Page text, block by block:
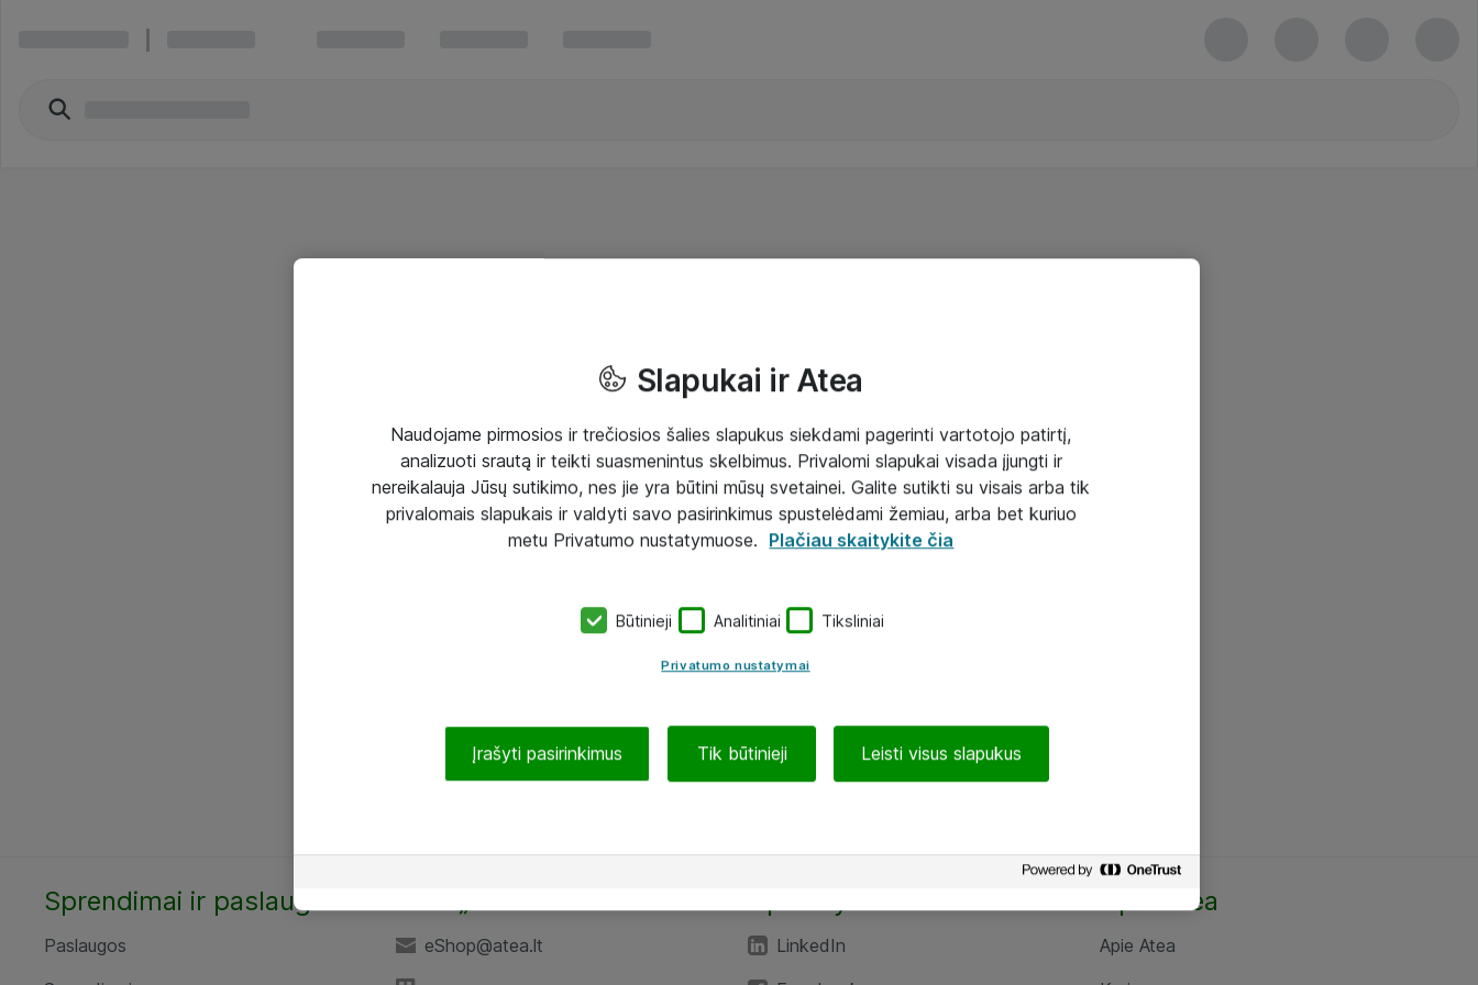
Sprendimai ir paslaugos
Paslaugos
eShop@atea.lt
LinkedIn
Apie Atea
Apie Atea
Slapukai ir Atea
Naudojame pirmosios ir trečiosios šalies slapukus siekdami pagerinti vartotojo patirtį,
analizuoti srautą ir teikti suasmenintus skelbimus. Privalomi slapukai visada įjungti ir
nereikalauja Jūsų sutikimo, nes jie yra būtini mūsų svetainei. Galite sutikti su visais arba tik
privalomais slapukais ir valdyti savo pasirinkimus spustelėdami žemiau, arba bet kuriuo
metu Privatumo nustatymuose. Plačiau skaitykite čia
Būtinieji Analitiniai Tiksliniai
Privatumo nustatymai
Įrašyti pasirinkimus Tik būtinieji Leisti visus slapukus